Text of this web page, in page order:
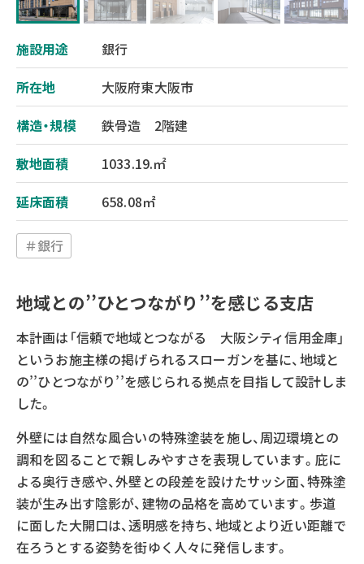
施設用途
銀行
所在地
大阪府東大阪市
構造・規模
鉄骨造 2階建
敷地面積
1033.19.㎡
延床面積
658.08㎡
＃銀行
地域との’’ひとつながり’’を感じる支店
本計画は「信頼で地域とつながる 大阪シティ信用金庫」
というお施主様の掲げられるスローガンを基に、地域と
の’’ひとつながり’’を感じられる拠点を目指して設計しま
した。
外壁には自然な風合いの特殊塗装を施し、周辺環境との
調和を図ることで親しみやすさを表現しています。庇に
よる奥行き感や、外壁との段差を設けたサッシ面、特殊塗
装が生み出す陰影が、建物の品格を高めています。歩道
に面した大開口は、透明感を持ち、地域とより近い距離で
在ろうとする姿勢を街ゆく人々に発信します。